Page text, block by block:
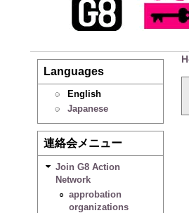
Languages
English
Japanese
連絡会メニュー
Join G8 Action
Network
approbation
organizations